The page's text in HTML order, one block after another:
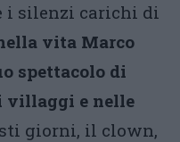
i silenzi carichi di
vita Marco
spettacolo di
villaggi e nelle
giorni, il clown,